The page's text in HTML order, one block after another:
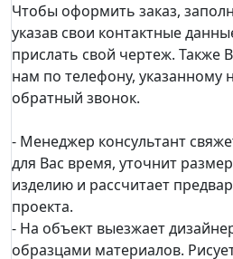
Чтобы оформить заказ,
указав свои контактные
прислать свой чертеж. Также
нам по телефону, указанному
обратный звонок.
- Менеджер консультант
для Вас время, уточнит
изделию и рассчитает
проекта.
- На объект выезжает
образцами материалов.